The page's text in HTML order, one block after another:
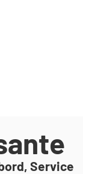
Service